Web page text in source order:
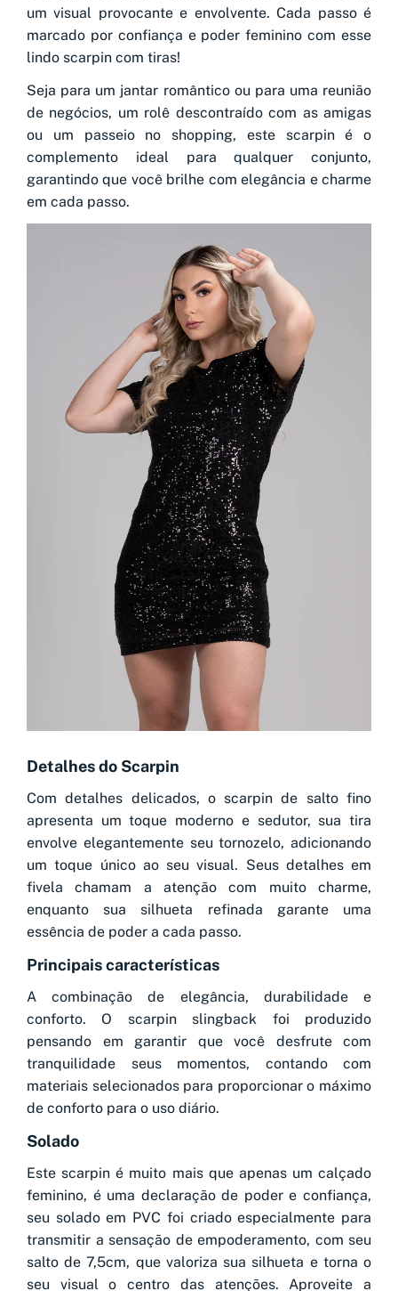
um visual provocante e envolvente. Cada passo é
marcado por confiança e poder feminino com esse
lindo scarpin com tiras!
Seja para um jantar romântico ou para uma reunião
de negócios, um rolê descontraído com as amigas
ou um passeio no shopping, este scarpin é o
complemento ideal para qualquer conjunto,
garantindo que você brilhe com elegância e charme
em cada passo.
Detalhes do Scarpin
Com detalhes delicados, o scarpin de salto fino
apresenta um toque moderno e sedutor, sua tira
envolve elegantemente seu tornozelo, adicionando
um toque único ao seu visual. Seus detalhes em
fivela chamam a atenção com muito charme,
enquanto sua silhueta refinada garante uma
essência de poder a cada passo.
Principais características
A combinação de elegância, durabilidade e
conforto. O scarpin slingback foi produzido
pensando em garantir que você desfrute com
tranquilidade seus momentos, contando com
materiais selecionados para proporcionar o máximo
de conforto para o uso diário.
Solado
Este scarpin é muito mais que apenas um calçado
feminino, é uma declaração de poder e confiança,
seu solado em PVC foi criado especialmente para
transmitir a sensação de empoderamento, com seu
salto de 7,5cm, que valoriza sua silhueta e torna o
seu visual o centro das atenções. Aproveite a